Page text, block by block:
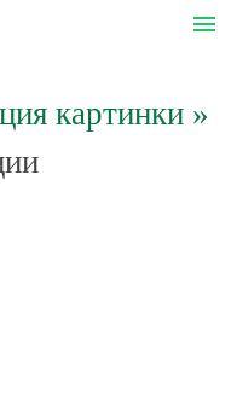
menu
картинки»